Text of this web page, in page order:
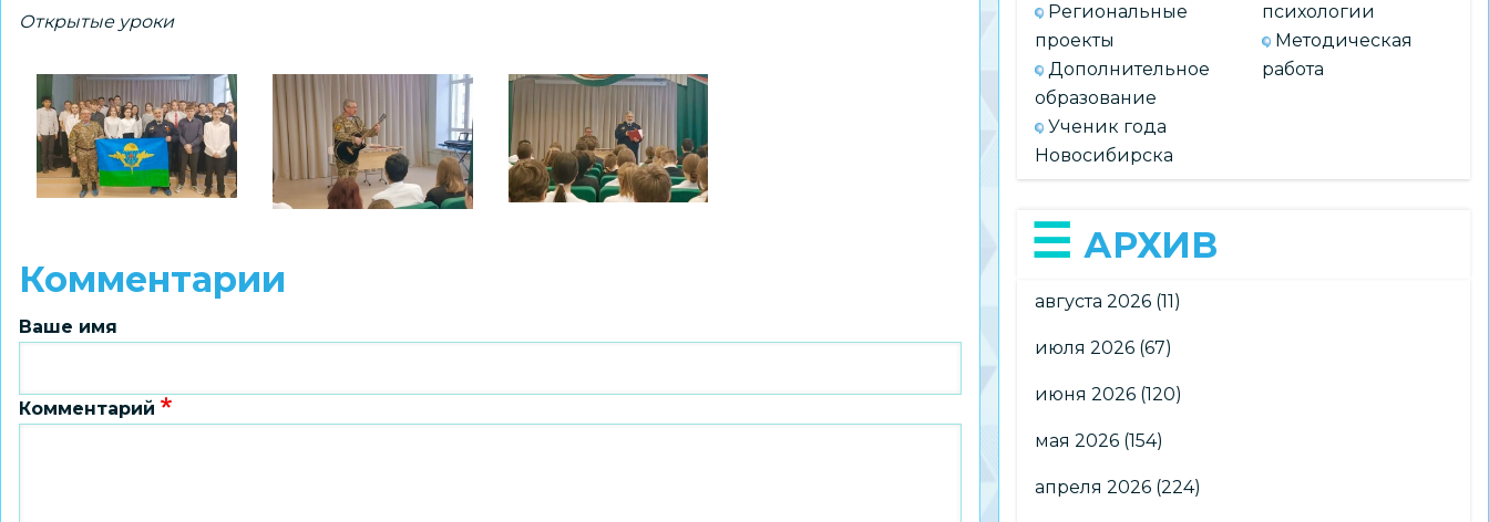
Открытые уроки
Комментарии
Ваше имя
Комментарий
Региональные
проекты
Дополнительное
образование
Ученик года
Новосибирска
психологии
Методическая
работа
АРХИВ
августа 2026 (11)
июля 2026 (67)
июня 2026 (120)
мая 2026 (154)
апреля 2026 (224)